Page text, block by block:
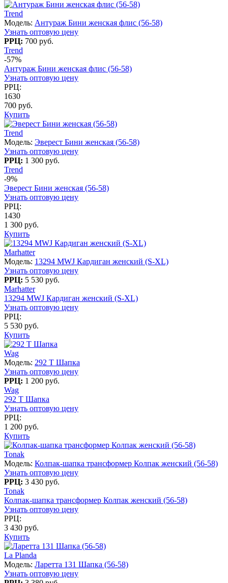
Trend
Модель: Антураж Бини женская флис (56-58)
Узнать оптовую цену
РРЦ: 700 руб.
Trend
-57%
Антураж Бини женская флис (56-58)
Узнать оптовую цену
РРЦ:
1630
700 руб.
Купить
Trend
Модель: Эверест Бини женская (56-58)
Узнать оптовую цену
РРЦ: 1 300 руб.
Trend
-9%
Эверест Бини женская (56-58)
Узнать оптовую цену
РРЦ:
1430
1 300 руб.
Купить
Marhatter
Модель: 13294 MWJ Кардиган женский (S-XL)
Узнать оптовую цену
РРЦ: 5 530 руб.
Marhatter
13294 MWJ Кардиган женский (S-XL)
Узнать оптовую цену
РРЦ:
5 530 руб.
Купить
Wag
Модель: 292 T Шапка
Узнать оптовую цену
РРЦ: 1 200 руб.
Wag
292 T Шапка
Узнать оптовую цену
РРЦ:
1 200 руб.
Купить
Tonak
Модель: Колпак-шапка трансформер Колпак женский (56-58)
Узнать оптовую цену
РРЦ: 3 430 руб.
Tonak
Колпак-шапка трансформер Колпак женский (56-58)
Узнать оптовую цену
РРЦ:
3 430 руб.
Купить
La Planda
Модель: Ларетта 131 Шапка (56-58)
Узнать оптовую цену